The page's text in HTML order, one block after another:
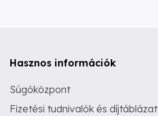
Hasznos információk
Súgóközpont
Fizetési tudnivalók és díjtáblázat